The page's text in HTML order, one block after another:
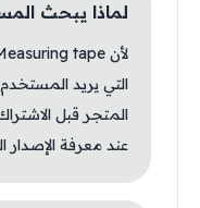
لماذا يبحث
التي يريد
المتجر قبل
عند معرفة الإصدار